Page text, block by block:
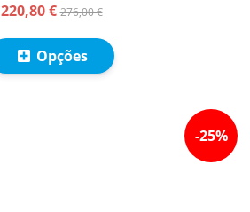
220,80 €276,00 €
Opções
-25%